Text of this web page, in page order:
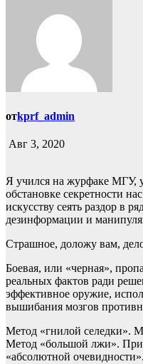
отkprf_admin
Авг 3, 2020
Я учился на журфаке МГУ,
обстановке секретности
искусству сеять раздор в
дезинформации и
Страшное, доложу вам,
Боевая, или «черная»,
реальных фактов ради
эффективное оружие,
вышибания мозгов
Метод «гнилой селедки».
Метод «большой лжи».
«абсолютной очевидности».